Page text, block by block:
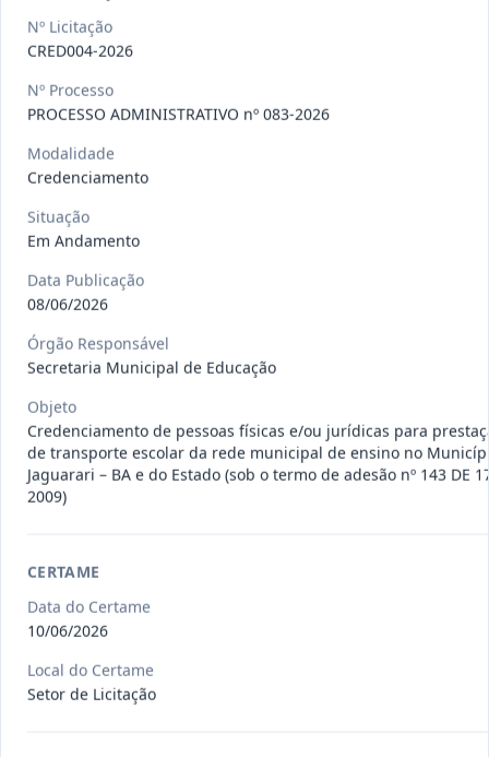
CE003-2026
Concorrência
Data:17/07/2026
INEX041-2026
Inexigibilidade
Situação: Concluída
DISP025-
2026
Dispensa
FORNECIMENTO DE GÊNEROS
NECESS...
Situação : Concluída Data :09/07/2026 Ver detalhes
INEX048-2026
Inexigibilidade
Situação: Concluída
Nº Licitação
CRED004-2026
Nº Processo
PROCESSO ADMINISTRATIVO nº 083-2026
Modalidade
Credenciamento
Situação
Em Andamento
Data Publicação
08/06/2026
Órgão Responsável
Secretaria Municipal de Educação
Objeto
Credenciamento de pessoas físicas e/ou jurídicas para
de transporte escolar da rede municipal de ensino no
Jaguarari – BA e do Estado (sob o termo de adesão nº 143 DE
2009)
CERTAME
Data do Certame
10/06/2026
Local do Certame
Setor de Licitação